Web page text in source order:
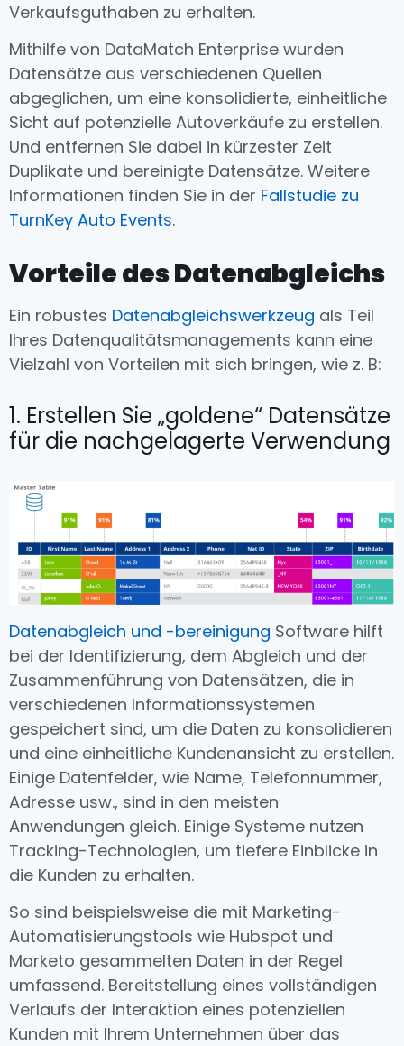
Verkaufsguthaben zu erhalten.
Mithilfe von DataMatch Enterprise wurden
Datensätze aus verschiedenen Quellen
abgeglichen, um eine konsolidierte, einheitliche
Sicht auf potenzielle Autoverkäufe zu erstellen.
Und entfernen Sie dabei in kürzester Zeit
Duplikate und bereinigte Datensätze. Weitere
Informationen finden Sie in der Fallstudie zu
TurnKey Auto Events.
Vorteile des Datenabgleichs
Ein robustes Datenabgleichswerkzeug als Teil
Ihres Datenqualitätsmanagements kann eine
Vielzahl von Vorteilen mit sich bringen, wie z. B:
1. Erstellen Sie „goldene“ Datensätze
für die nachgelagerte Verwendung
Datenabgleich und -bereinigung Software hilft
bei der Identifizierung, dem Abgleich und der
Zusammenführung von Datensätzen, die in
verschiedenen Informationssystemen
gespeichert sind, um die Daten zu konsolidieren
und eine einheitliche Kundenansicht zu erstellen.
Einige Datenfelder, wie Name, Telefonnummer,
Adresse usw., sind in den meisten
Anwendungen gleich. Einige Systeme nutzen
Tracking-Technologien, um tiefere Einblicke in
die Kunden zu erhalten.
So sind beispielsweise die mit Marketing-
Automatisierungstools wie Hubspot und
Marketo gesammelten Daten in der Regel
umfassend. Bereitstellung eines vollständigen
Verlaufs der Interaktion eines potenziellen
Kunden mit Ihrem Unternehmen über das